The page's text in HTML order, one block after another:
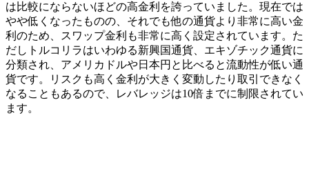
は比較にならないほどの高金利を誇っていました。現在では
やや低くなったものの、それでも他の通貨より非常に高い金
利のため、スワップ金利も非常に高く設定されています。た
だしトルコリラはいわゆる新興国通貨、エキゾチック通貨に
分類され、アメリカドルや日本円と比べると流動性が低い通
貨です。リスクも高く金利が大きく変動したり取引できなく
なることもあるので、レバレッジは10倍までに制限されてい
ます。